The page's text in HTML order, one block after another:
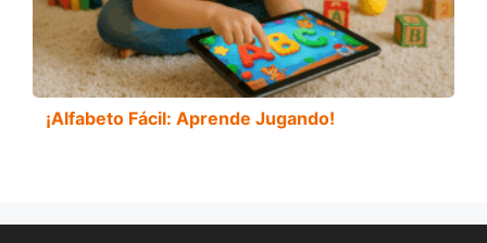
¡Alfabeto Fácil: Aprende Jugando!